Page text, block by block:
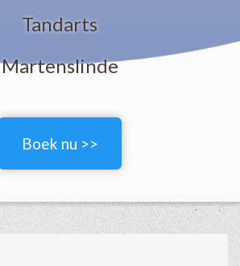
Tandarts
Martenslinde
Boek nu >>